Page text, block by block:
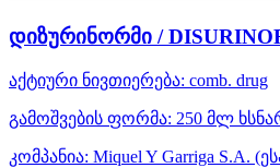
დიზურინორმი /
აქტიური ნივთიერება: comb. drug
გამოშვების ფორმა: 250 მლ
კომპანია: Miquel Y Garriga S.A.